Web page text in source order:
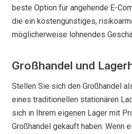
beste Option für angehende E-
die ein kostengünstiges,
möglicherweise lohnendes
Großhandel und
Stellen Sie sich den Großhandel
eines traditionellen stationären
sich in Ihrem eigenen Lager mit
Großhandel gekauft haben. Wenn